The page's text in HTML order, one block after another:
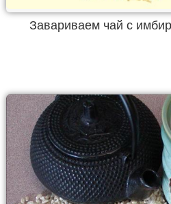
Завариваем чай с